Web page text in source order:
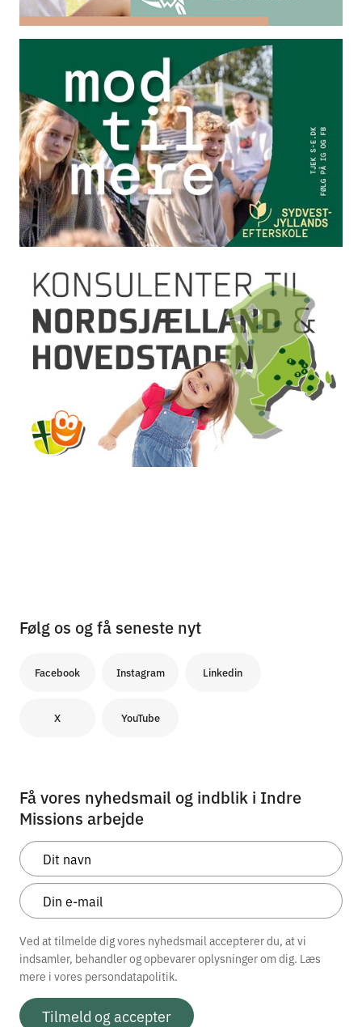
Følg os og få seneste nyt
Facebook Instagram Linkedin
X YouTube
Få vores nyhedsmail og indblik i Indre
Missions arbejde
Ved at tilmelde dig vores nyhedsmail accepterer du, at vi
indsamler, behandler og opbevarer oplysninger om dig. Læs
mere i vores persondatapolitik.
Tilmeld og accepter